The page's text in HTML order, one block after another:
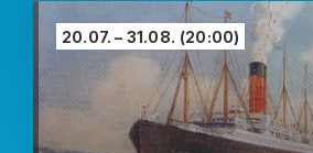
20.07. – 31.08. (20:00)